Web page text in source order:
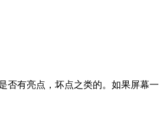
有亮点，坏点之类的。如果屏幕一